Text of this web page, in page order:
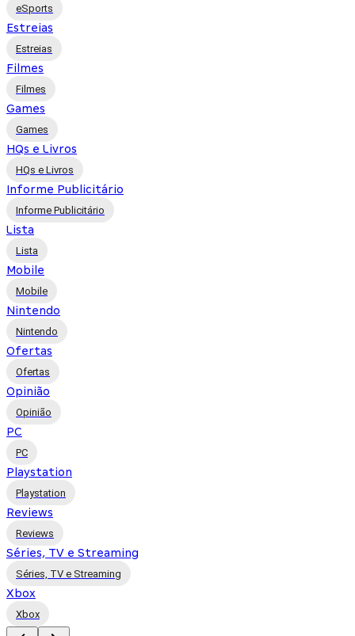
eSports
Estreias
Estreias
Filmes
Filmes
Games
Games
HQs e Livros
HQs e Livros
Informe Publicitário
Informe Publicitário
Lista
Lista
Mobile
Mobile
Nintendo
Nintendo
Ofertas
Ofertas
Opinião
Opinião
PC
PC
Playstation
Playstation
Reviews
Reviews
Séries, TV e Streaming
Séries, TV e Streaming
Xbox
Xbox